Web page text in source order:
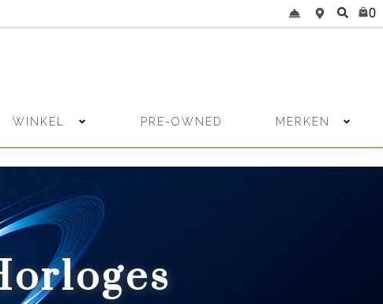
0
WINKEL PRE-OWNED MERKEN